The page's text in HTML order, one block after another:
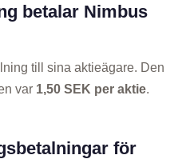
betalar Nimbus
till sina aktieägare. Den
var 1,50 SEK per aktie.
för